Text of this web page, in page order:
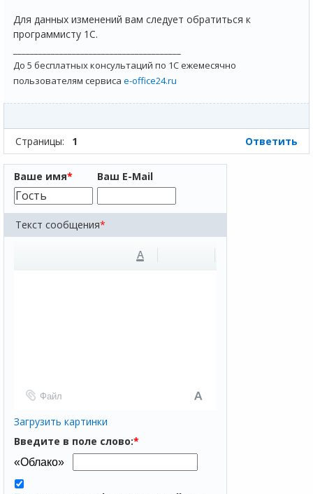
Для данных изменений вам следует обратиться к
программисту 1С.
До 5 бесплатных консультаций по 1С ежемесячно
пользователям сервиса e-office24.ru
Страницы: 1 Ответить
Ваше имя* Ваш E-Mail
Текст сообщения*
A
Файл
Загрузить картинки
Введите в поле слово:*